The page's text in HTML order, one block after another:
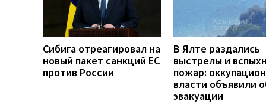
Сибига отреагировал на
новый пакет санкций ЕС
против России
В Ялте раздались
выстрелы и
пожар:
власти объявили
эвакуации